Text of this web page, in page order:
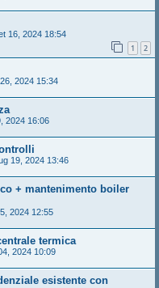
16, 2024 18:54
1 2
2024 15:34
2024 16:06
19, 2024 13:46
+ mantenimento boiler
2024 12:55
termica
2024 10:09
esistente con